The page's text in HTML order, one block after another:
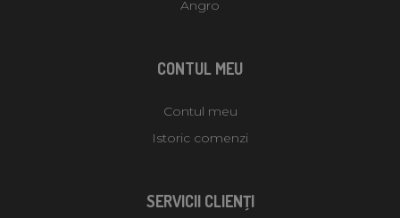
Angro
CONTUL MEU
Contul meu
Istoric comenzi
SERVICII CLIENŢI